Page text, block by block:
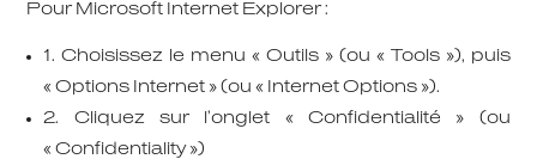
Pour Microsoft Internet Explorer :
1. Choisissez le menu « Outils » (ou « Tools »), puis
« Options Internet » (ou « Internet Options »).
2. Cliquez sur l’onglet « Confidentialité » (ou
« Confidentiality »)